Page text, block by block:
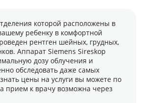
которой расположены в
ребенку в комфортной
рентген шейных, грудных,
Аппарат Siemens Sireskop
дозу облучения и
обследовать даже самых
цены на услуги вы можете по
прием к врачу возможна через